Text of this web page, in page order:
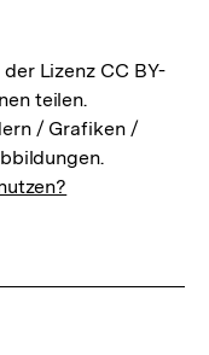
Lizenz CC BY-
teilen.
/ Grafiken /